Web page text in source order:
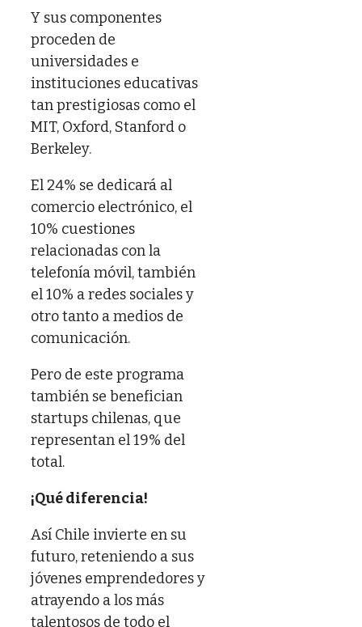
Y sus componentes
proceden de
universidades e
instituciones educativas
tan prestigiosas como el
MIT, Oxford, Stanford o
Berkeley.
El 24% se dedicará al
comercio electrónico, el
10% cuestiones
relacionadas con la
telefonía móvil, también
el 10% a redes sociales y
otro tanto a medios de
comunicación.
Pero de este programa
también se benefician
startups chilenas, que
representan el 19% del
total.
¡Qué diferencia!
Así Chile invierte en su
futuro, reteniendo a sus
jóvenes emprendedores y
atrayendo a los más
talentosos de todo el